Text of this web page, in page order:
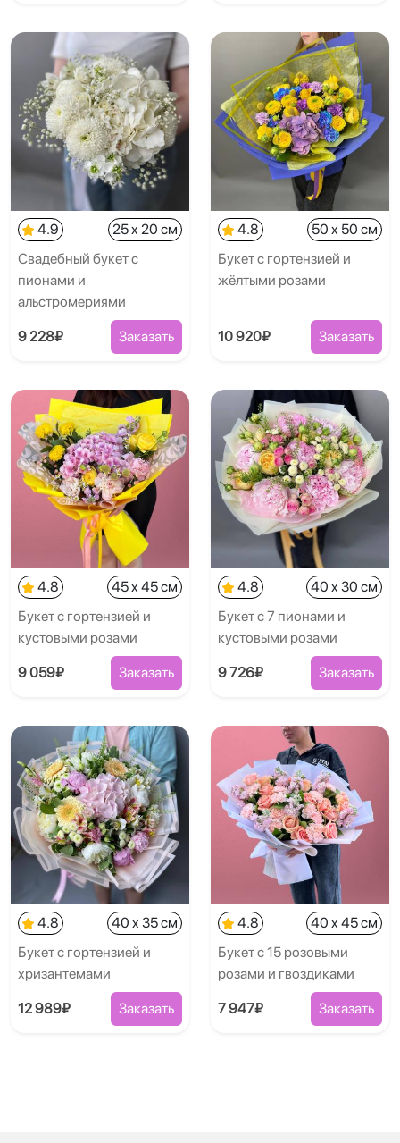
4.9
25 x 20 см
Свадебный букет с
пионами и
альстромериями
9 228₽ Заказать
4.8
50 x 50 см
Букет с гортензией и
жёлтыми розами
10 920₽ Заказать
4.8
45 x 45 см
Букет с гортензией и
кустовыми розами
9 059₽ Заказать
4.8
40 x 30 см
Букет с 7 пионами и
кустовыми розами
9 726₽ Заказать
4.8
40 x 35 см
Букет с гортензией и
хризантемами
12 989₽ Заказать
4.8
40 x 45 см
Букет с 15 розовыми
розами и гвоздиками
7 947₽ Заказать